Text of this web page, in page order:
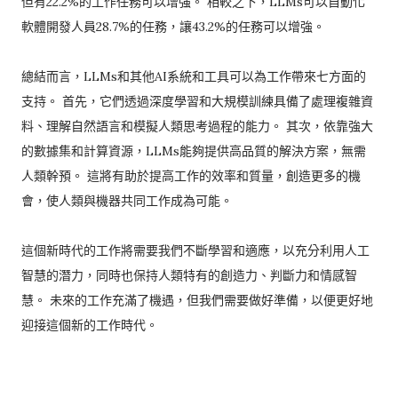
軟體開發人員28.7%的任務，讓43.2%的任務可以增強。
總結而言，LLMs和其他AI系統和工具可以為工作帶來七方面的
支持。 首先，它們透過深度學習和大規模訓練具備了處理複雜資
料、理解自然語言和模擬人類思考過程的能力。 其次，依靠強大
的數據集和計算資源，LLMs能夠提供高品質的解決方案，無需
人類幹預。 這將有助於提高工作的效率和質量，創造更多的機
會，使人類與機器共同工作成為可能。
這個新時代的工作將需要我們不斷學習和適應，以充分利用人工
智慧的潛力，同時也保持人類特有的創造力、判斷力和情感智
慧。 未來的工作充滿了機遇，但我們需要做好準備，以便更好地
迎接這個新的工作時代。